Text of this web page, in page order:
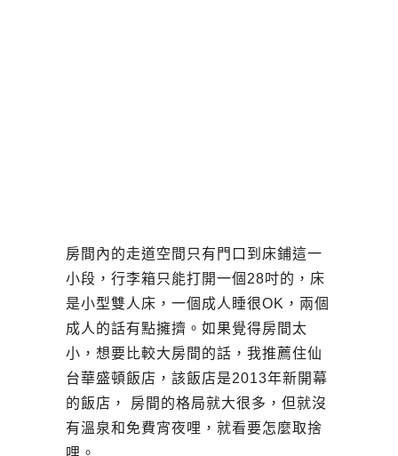
房間內的走道空間只有門口到床鋪這一
小段，行李箱只能打開一個28吋的，床
是小型雙人床，一個成人睡很OK，兩個
成人的話有點擁擠。如果覺得房間太
小，想要比較大房間的話，我推薦住仙
台華盛頓飯店，該飯店是2013年新開幕
的飯店， 房間的格局就大很多，但就沒
有溫泉和免費宵夜哩，就看要怎麼取捨